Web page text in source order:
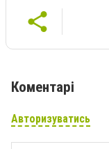
Коментарі
Авторизуватись